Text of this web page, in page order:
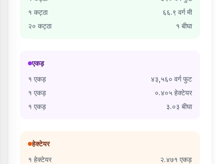
१ कट्ठा ६६.९ वर्ग मी
२० कट्ठा १ बीघा
एकड़
१ एकड़ ४३,५६० वर्ग फुट
१ एकड़ ०.४०५ हेक्टेयर
१ एकड़ ३.०३ बीघा
हेक्टेयर
१ हेक्टेयर २.४७१ एकड़